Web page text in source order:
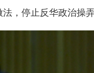
，停止反华政治操